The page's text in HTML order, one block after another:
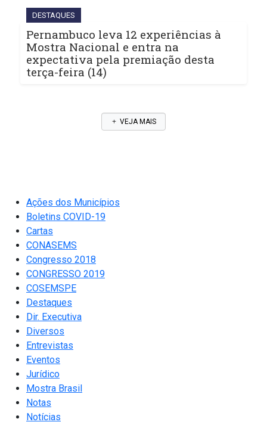
DESTAQUES
Pernambuco leva 12 experiências à
Mostra Nacional e entra na
expectativa pela premiação desta
terça-feira (14)
VEJA MAIS
Ações dos Municípios
Boletins COVID-19
Cartas
CONASEMS
Congresso 2018
CONGRESSO 2019
COSEMSPE
Destaques
Dir. Executiva
Diversos
Entrevistas
Eventos
Jurídico
Mostra Brasil
Notas
Notícias